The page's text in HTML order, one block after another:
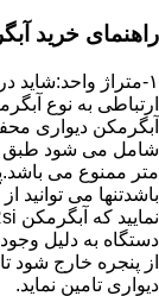
راهنمای خرید
۱-متراژ واحد:شاید
ارتباطی به نوع
آبگرمکن دیواری
باشدتنها می توانید
دستگاه به دلیل
از پنجره خارج شود
دیواری تامین نماید.